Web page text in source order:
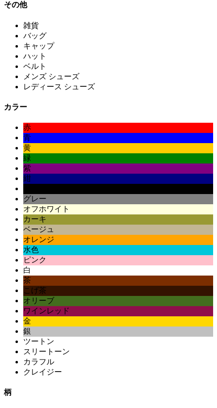
その他
雑貨
バッグ
キャップ
ハット
ベルト
メンズ シューズ
レディース シューズ
カラー
赤
青
黄
緑
紫
紺
グレー
オフホワイト
カーキ
ベージュ
オレンジ
水色
ピンク
白
茶
こげ茶
オリーブ
ワインレッド
金
銀
ツートン
スリートーン
カラフル
クレイジー
柄